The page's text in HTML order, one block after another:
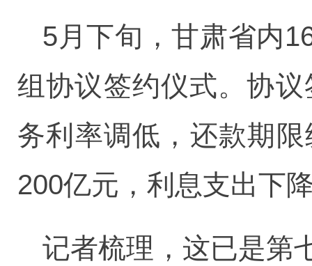
5月下旬，甘肃省内
组协议签约仪式。协
务利率调低，还款期
200亿元，利息支出下
记者梳理，这已是第